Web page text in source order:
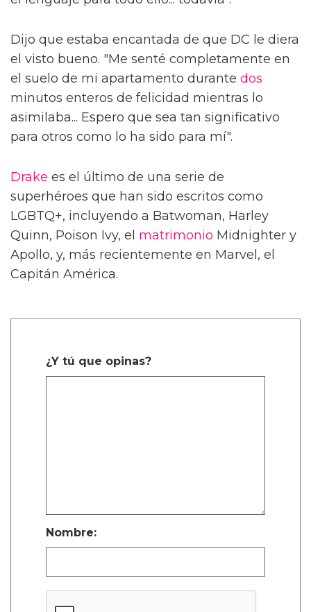
Dijo que estaba encantada de que DC le diera
el visto bueno. "Me senté completamente en
el suelo de mi apartamento durante dos
minutos enteros de felicidad mientras lo
asimilaba... Espero que sea tan significativo
para otros como lo ha sido para mí".
Drake es el último de una serie de
superhéroes que han sido escritos como
LGBTQ+, incluyendo a Batwoman, Harley
Quinn, Poison Ivy, el matrimonio Midnighter y
Apollo, y, más recientemente en Marvel, el
Capitán América.
¿Y tú que opinas?
Nombre: